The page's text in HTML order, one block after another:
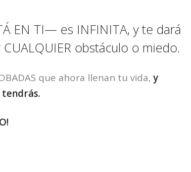
EN TI— es INFINITA, y te dará
obstáculo o miedo.
que ahora llenan tu vida,y
tendrás.